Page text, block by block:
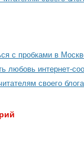
с пробками в
любовь интернет-
своего